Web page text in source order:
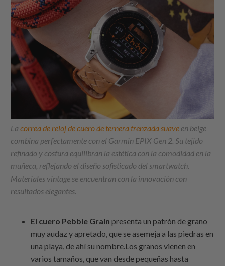
Lacorrea de reloj de cuero de ternera trenzada suave en beige
combina perfectamente con el Garmin EPIX Gen 2. Su tejido
refinado y costura equilibran la estética con la comodidad en la
muñeca, reflejando el diseño sofisticado del smartwatch.
Materiales vintage se encuentran con la innovación con
resultados elegantes.
El cuero Pebble Grain presenta un patrón de grano
muy audaz y apretado, que se asemeja a las piedras en
una playa, de ahí su nombre.Los granos vienen en
varios tamaños, que van desde pequeñas hasta